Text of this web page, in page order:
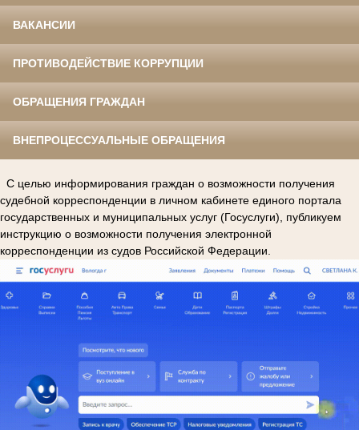
ВАКАНСИИ
ПРОТИВОДЕЙСТВИЕ КОРРУПЦИИ
ОБРАЩЕНИЯ ГРАЖДАН
ВНЕПРОЦЕССУАЛЬНЫЕ ОБРАЩЕНИЯ
С целью информирования граждан о возможности получения
судебной корреспонденции в личном кабинете единого портала
государственных и муниципальных услуг (Госуслуги), публикуем
инструкцию о возможности получения электронной
корреспонденции из судов Российской Федерации.